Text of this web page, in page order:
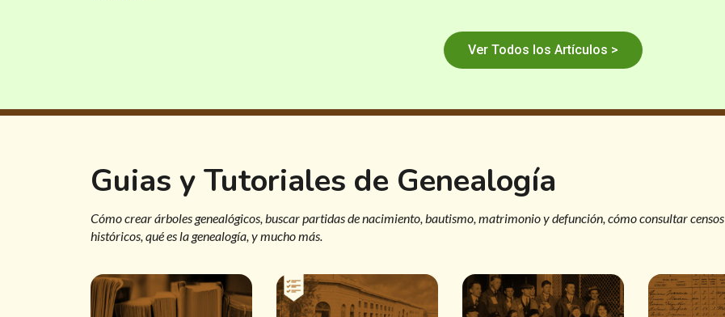
Ver Todos los Artículos >
Guias y Tutoriales de Genealogía
Cómo crear árboles genealógicos, buscar partidas de nacimiento, bautismo, matrimonio y defunción, cómo consultar censos
históricos, qué es la genealogía, y mucho más.